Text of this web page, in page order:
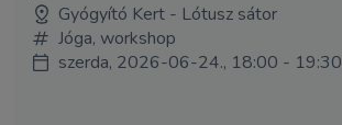
Gyógyító Kert - Lótusz sátor
Jóga, workshop
szerda, 2026-06-24., 18:00 - 19:30